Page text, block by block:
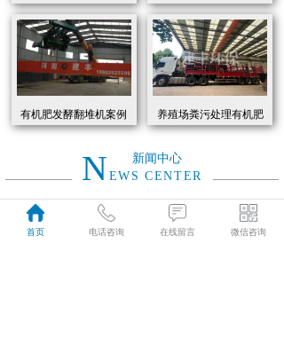
有机肥发酵翻堆机案例
展示
养殖场粪污处理有机肥
发酵罐 履带式有机肥翻
新闻中心
N EWS CENTER
2026
首页 电话咨询 在线留言 微信咨询